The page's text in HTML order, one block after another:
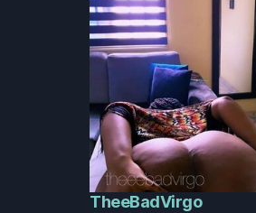
TheeBadVirgo